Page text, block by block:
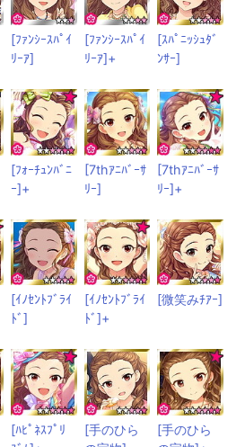
[ﾌｧﾝｼｰｽﾊﾟｲ
ﾘｰｱ]
[ﾌｧﾝｼｰｽﾊﾟｲ
ﾘｰｱ]+
[ｽﾊﾟﾆｯｼｭﾀﾞ
ﾝｻｰ]
[ﾌｫｰﾁｭﾝﾊﾞﾆ
ｰ]+
[7thｱﾆﾊﾞｰｻ
ﾘｰ]
[7thｱﾆﾊﾞｰｻ
ﾘｰ]+
[ｲﾉｾﾝﾄﾌﾞﾗｲ
ﾄﾞ]
[ｲﾉｾﾝﾄﾌﾞﾗｲ
ﾄﾞ]+
[微笑みﾁｱｰ]
[ﾊﾋﾟﾈｽﾌﾟﾘ
[手のひら
[手のひら